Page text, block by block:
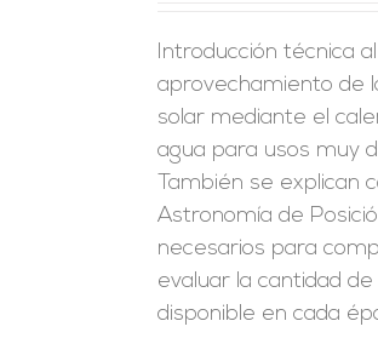
Introducción técnica
aprovechamiento de
solar mediante el
agua para usos muy
También se explican
Astronomía de
necesarios para
evaluar la cantidad
disponible en cada